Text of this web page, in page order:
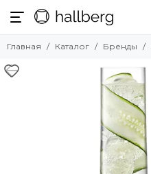
Бренды
Hallberg
Главная Каталог Бренды